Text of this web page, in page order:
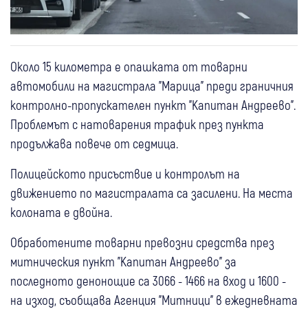
Около 15 километра е опашката от товарни
автомобили на магистрала "Марица" преди граничния
контролно-пропускателен пункт "Капитан Андреево".
Проблемът с натоварения трафик през пункта
продължава повече от седмица.
Полицейското присъствие и контролът на
движението по магистралата са засилени. На места
колоната е двойна.
Обработените товарни превозни средства през
митническия пункт "Капитан Андреево" за
последното денонощие са 3066 - 1466 на вход и 1600 -
на изход, съобщава Агенция "Митници" в ежедневната